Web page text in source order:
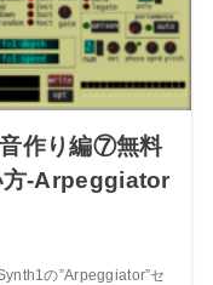
作り編⑦無料
方-Arpeggiator
の”Arpeggiator”セ